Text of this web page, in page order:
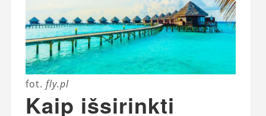
fot. fly.pl
Kaip išsirinkti